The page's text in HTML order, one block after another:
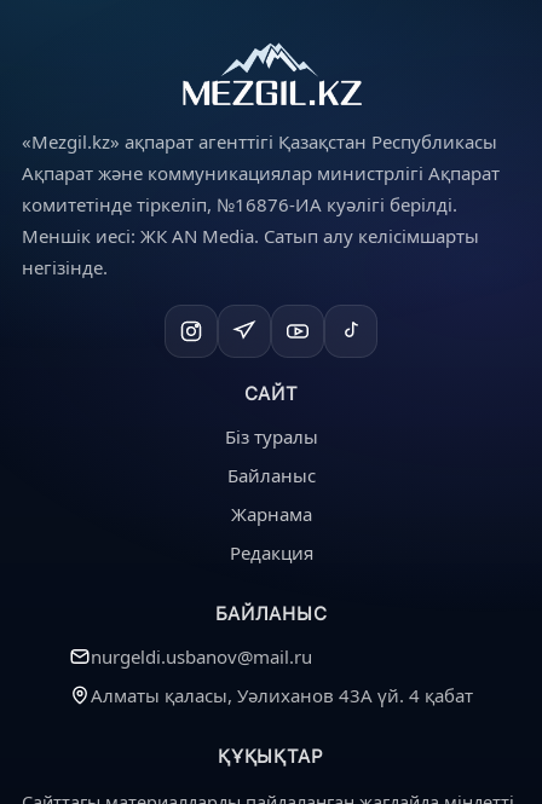
«Mezgil.kz» ақпарат агенттігі Қазақстан Республикасы
Ақпарат және коммуникациялар министрлігі Ақпарат
комитетінде тіркеліп, №16876-ИА куәлігі берілді.
Меншік иесі: ЖК AN Media. Сатып алу келісімшарты
негізінде.
САЙТ
Біз туралы
Байланыс
Жарнама
Редакция
БАЙЛАНЫС
nurgeldi.usbanov@mail.ru
Алматы қаласы, Уәлиханов 43А үй. 4 қабат
ҚҰҚЫҚТАР